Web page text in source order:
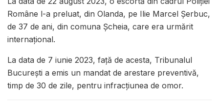
Române l-a preluat, din Olanda, pe Ilie Marcel Șerbuc,
de 37 de ani, din comuna Șcheia, care era urmărit
internațional.
La data de 7 iunie 2023, față de acesta, Tribunalul
București a emis un mandat de arestare preventivă,
timp de 30 de zile, pentru infracțiunea de omor.